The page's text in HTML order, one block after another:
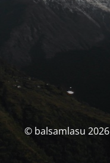
© balsamlasu 2026